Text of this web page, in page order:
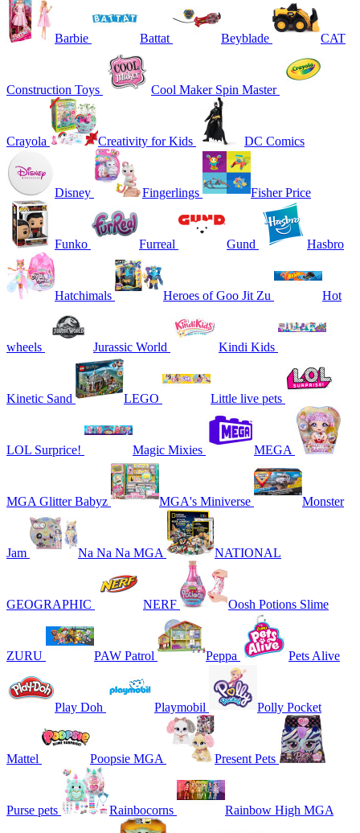
Barbie Battat Beyblade CAT
Construction Toys Cool Maker Spin Master
Crayola Creativity for Kids DC Comics
Disney Fingerlings Fisher Price
Funko Furreal Gund Hasbro
Hatchimals Heroes of Goo Jit Zu Hot
wheels Jurassic World Kindi Kids
Kinetic Sand LEGO Little live pets
LOL Surprice! Magic Mixies MEGA
MGA Glitter Babyz MGA's Miniverse Monster
Jam Na Na Na MGA NATIONAL
GEOGRAPHIC NERF Oosh Potions Slime
ZURU PAW Patrol Peppa Pets Alive
Play Doh Playmobil Polly Pocket
Mattel Poopsie MGA Present Pets
Purse pets Rainbocorns Rainbow High MGA